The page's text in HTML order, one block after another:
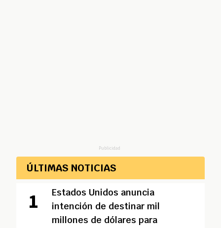
Publicidad
ÚLTIMAS NOTICIAS
Estados Unidos anuncia
intención de destinar mil
millones de dólares para